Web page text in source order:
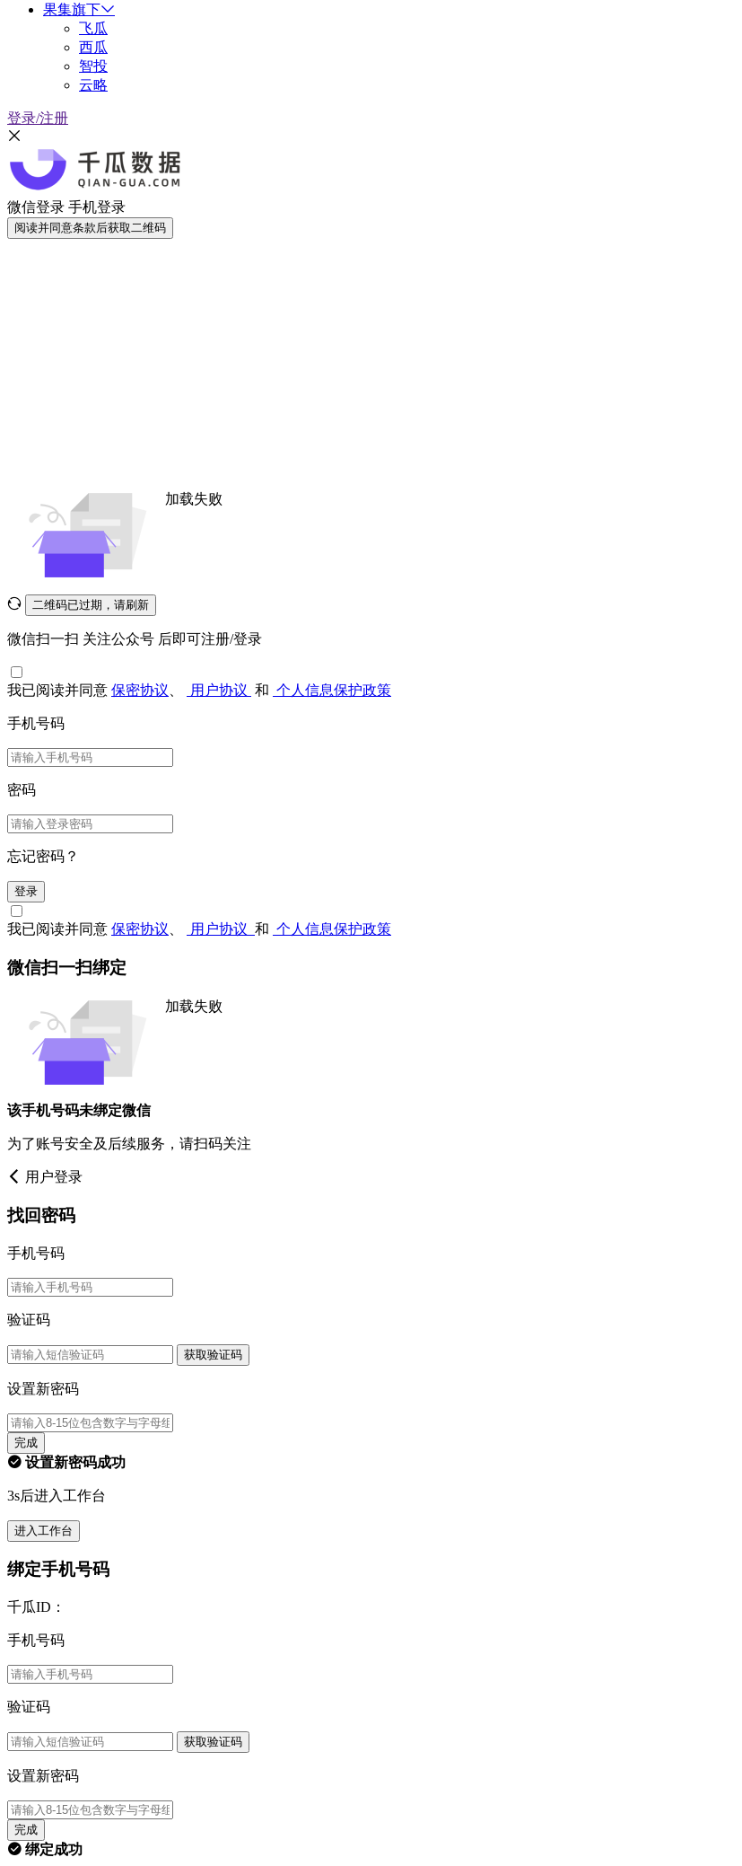
果集旗下
飞瓜
西瓜
智投
云略
登录/注册
微信登录 手机登录
阅读并同意条款后获取二维码
加载失败
二维码已过期，请刷新
微信扫一扫 关注公众号 后即可注册/登录
我已阅读并同意 保密协议 用户协议 和 个人信息保护政策
手机号码
密码
忘记密码？
登录
我已阅读并同意 保密协议 用户协议 和 个人信息保护政策
微信扫一扫绑定
加载失败
该手机号码未绑定微信
为了账号安全及后续服务，请扫码关注
用户登录
找回密码
手机号码
验证码
获取验证码
设置新密码
完成
设置新密码成功
3s后进入工作台
进入工作台
绑定手机号码
千瓜ID：
手机号码
验证码
获取验证码
设置新密码
完成
绑定成功